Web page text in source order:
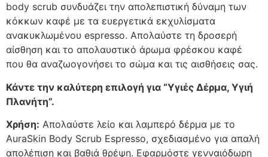
body scrub συνδυάζει την απολεπιστική δύναμη των
κόκκων καφέ με τα ευεργετικά εκχυλίσματα
ανακυκλωμένου espresso. Απολαύστε τη δροσερή
αίσθηση και το απολαυστικό άρωμα φρέσκου καφέ
που θα αναζωογονήσει το σώμα και τις αισθήσεις σας.
Κάντε την καλύτερη επιλογή για “Υγιές Δέρμα, Υγιή
Πλανήτη”.
Χρήση: Απολαύστε λείο και λαμπερό δέρμα με το
AuraSkin Body Scrub Espresso, σχεδιασμένο για απαλή
απολέπιση και βαθιά θρέψη. Εφαρμόστε γενναιόδωρη